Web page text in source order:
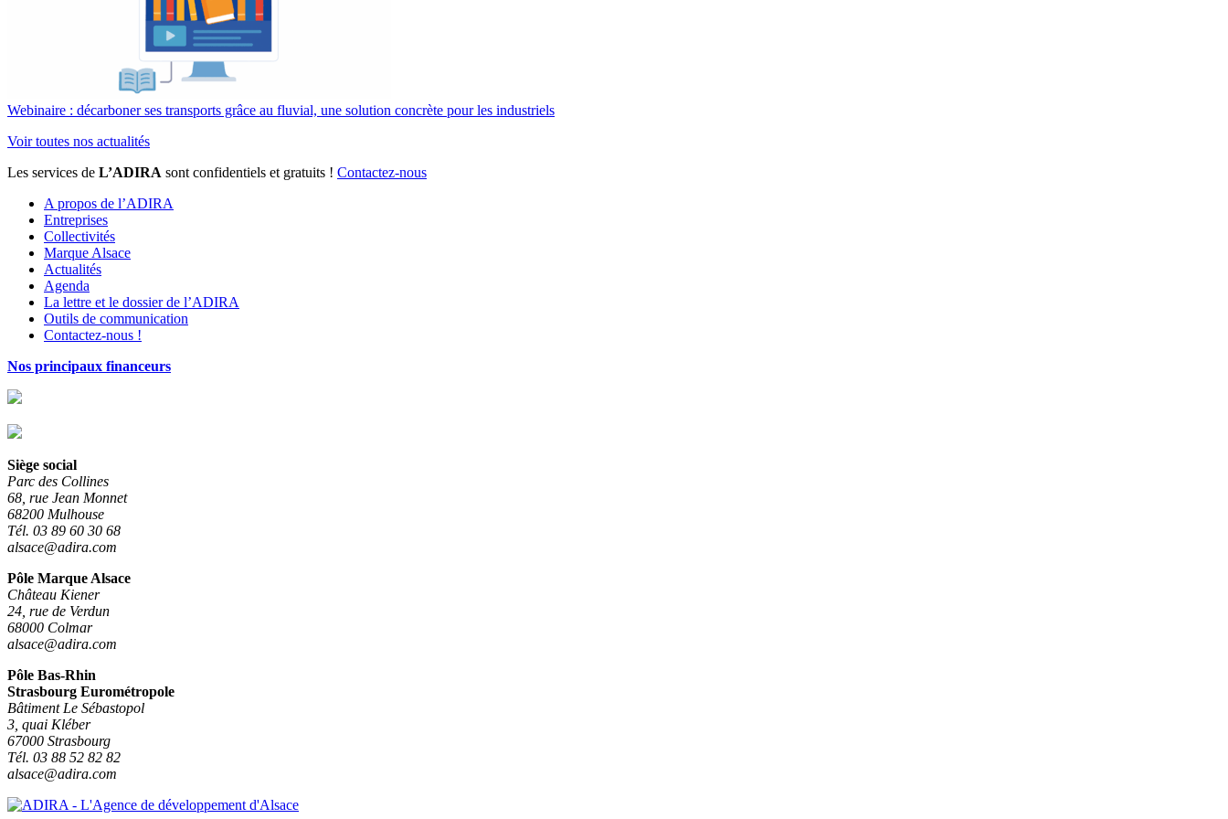
Webinaire : décarboner ses transports grâce au fluvial, une solution concrète pour les industriels
Voir toutes nos actualités
Les services de L’ADIRA sont confidentiels et gratuits ! Contactez-nous
A propos de l’ADIRA
Entreprises
Collectivités
Marque Alsace
Actualités
Agenda
La lettre et le dossier de l’ADIRA
Outils de communication
Contactez-nous !
Nos principaux financeurs
Siège social
Parc des Collines
68, rue Jean Monnet
68200 Mulhouse
Tél. 03 89 60 30 68
alsace@adira.com
Pôle Marque Alsace
Château Kiener
24, rue de Verdun
68000 Colmar
alsace@adira.com
Pôle Bas-Rhin
Strasbourg Eurométropole
Bâtiment Le Sébastopol
3, quai Kléber
67000 Strasbourg
Tél. 03 88 52 82 82
alsace@adira.com